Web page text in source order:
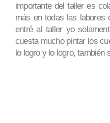
importante del taller es
más en todas las labores
entré al taller yo
cuesta mucho pintar los
lo logro y lo logro, también